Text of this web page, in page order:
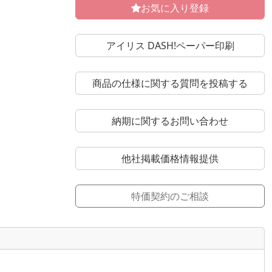
お気に入り登録
アイリス DASH!ペーパー印刷
商品の仕様に関する質問を投稿する
納期に関するお問い合わせ
他社掲載価格情報提供
特価契約のご相談